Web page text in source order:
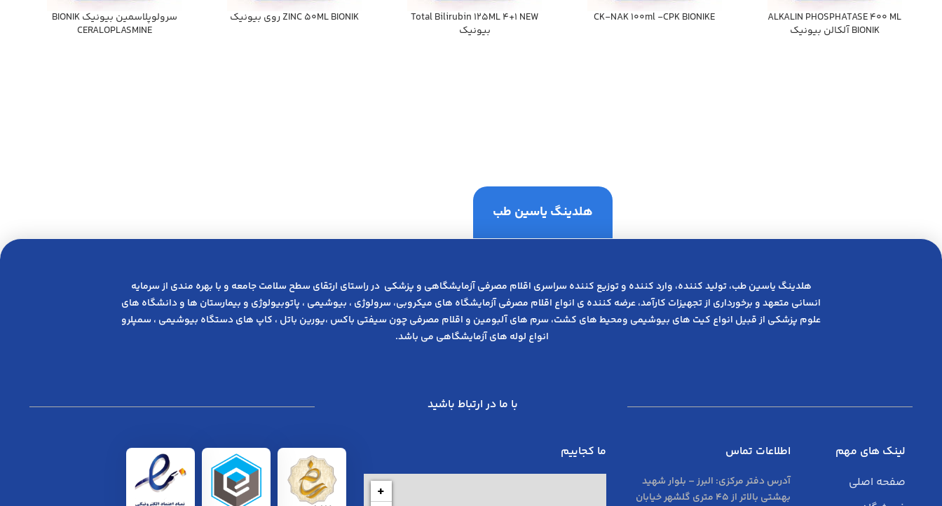
ALKALIN PHOSPHATASE 400 ML
BIONIK آلكالن بيونيك
CK-NAK 100ml -CPK BIONIKE
Total Bilirubin 125ML 4+1 NEW
بيونيك
ZINC 50ML BIONIK روي بيونيك
سرولوپلاسمين بيونيك BIONIK
CERALOPLASMINE
هلدینگ یاسین طب
هلدینگ یاسین طب، تولید کننده، وارد کننده و توزیع کننده سراسری اقلام مصرفی آزمایشگاهی و پزشکی در راﺳﺘﺎی ارﺗﻘﺎی ﺳﻄﺢ ﺳﻼﻣﺖ ﺟﺎﻣﻌﻪ و ﺑﺎ ﺑﻬﺮه ﻣﻨﺪی از ﺳﺮﻣﺎﯾﻪ
انسانی متعهد و ﺑﺮﺧﻮرداری از ﺗﺠﻬﯿﺰات ﮐﺎرآﻣﺪ، عرضه کننده ی انواع اﻗﻼم مصرفی آزﻣﺎﯾﺸﮕﺎه های میکروبی، ﺳﺮوﻟﻮژی ، ﺑﯿﻮﺷﯿﻤﯽ ، پاتوبیولوژی و بیمارستان ها و دانشگاه های
علوم پزشکی از قبیل انواع کیت های بیوشیمی ومحیط های کشت، سرم های آلبومین و اقلام مصرفی چون سیفتی باکس ،یورین باتل ، کاپ های دستگاه بیوشیمی ، سمپلرو
انواع لوله های آزمایشگاهی می باشد.
با ما در ارتباط باشید
لینک های مهم
صفحه اصلی
اطلاعات تماس
آدرس دفتر مرکزی: البرز – بلوار شهید
بهشتی بالاتر از 45 متری گلشهر خیابان
ما کجاییم
+